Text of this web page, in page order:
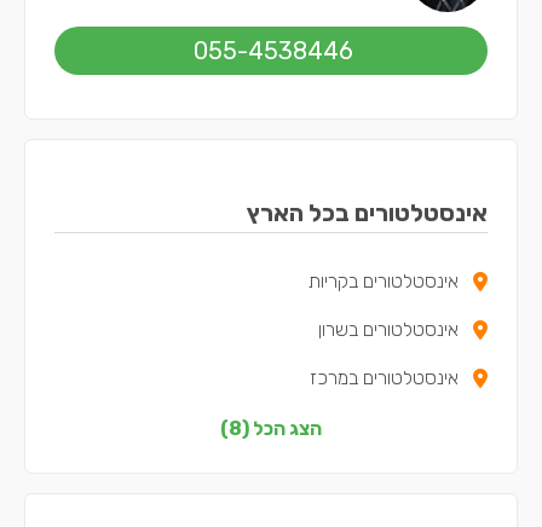
055-4538446
אינסטלטורים בכל הארץ
אינסטלטורים בקריות
אינסטלטורים בשרון
אינסטלטורים במרכז
אינסטלטורים בצפון
אינסטלטורים בדרום
הצג הכל (8)